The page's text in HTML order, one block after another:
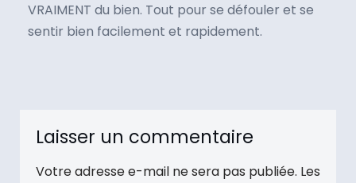
VRAIMENT du bien. Tout pour se défouler et se
sentir bien facilement et rapidement.
Laisser un commentaire
Votre adresse e-mail ne sera pas publiée. Les